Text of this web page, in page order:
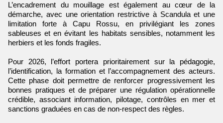
L’encadrement du mouillage est également au cœur de la
démarche, avec une orientation restrictive à Scandula et une
limitation forte à Capu Rossu, en privilégiant les zones
sableuses et en évitant les habitats sensibles, notamment les
herbiers et les fonds fragiles.
Pour 2026, l’effort portera prioritairement sur la pédagogie,
l’identification, la formation et l’accompagnement des acteurs.
Cette phase doit permettre de renforcer progressivement les
bonnes pratiques et de préparer une régulation opérationnelle
crédible, associant information, pilotage, contrôles en mer et
sanctions graduées en cas de non-respect des règles.